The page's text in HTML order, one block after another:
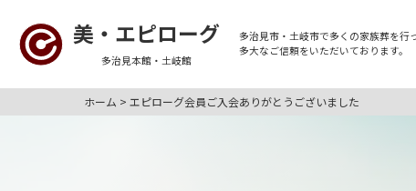
美・エピローグ
多治見本館・土岐館
多治見市・土岐市で多くの家族葬を行
多大なご信頼をいただいております。
ホーム > エピローグ会員ご入会ありがとうございました